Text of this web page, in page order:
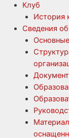
Клуб
История
Сведения